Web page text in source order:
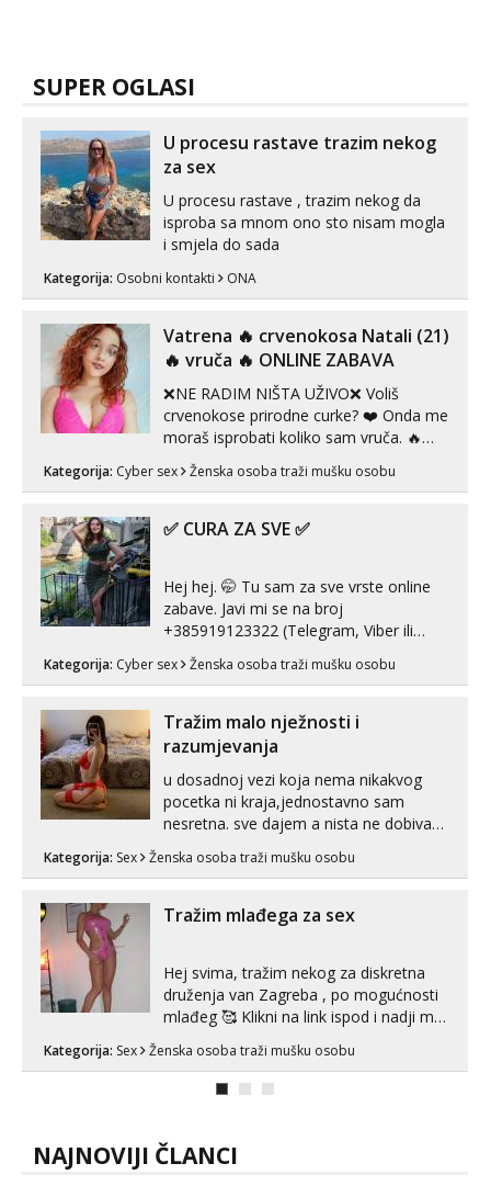
SUPER OGLASI
U procesu rastave trazim nekog
za sex
U procesu rastave , trazim nekog da
isproba sa mnom ono sto nisam mogla
i smjela do sada
Kategorija: Osobni kontakti ONA
Vatrena ‎️‍🔥 crvenokosa Natali (21)
‎️‍🔥 vruča‎ ️‍🔥 ONLINE ZABAVA
❌NE RADIM NIŠTA UŽIVO❌ Voliš
crvenokose prirodne curke? ❤️ Onda me
moraš isprobati koliko sam vruča.‎ ️‍🔥
MLADA vražica koja ima 100%
prorodne grudi, 💦 Misli su mi uvijek
U mojoj raznolikoj ponudi možeš
Kategorija: Cyber sex Ženska osoba traži mušku osobu
✅ CURA ZA SVE ✅
Hej hej. 🤭 Tu sam za sve vrste online
zabave. Javi mi se na broj
+385919123322 (Telegram, Viber ili
Whatsapp). 🤙 NE javljaj se na uzivo.
Hvala.
Kategorija: Cyber sex Ženska osoba traži mušku osobu
Tražim malo nježnosti i
razumjevanja
u dosadnoj vezi koja nema nikakvog
pocetka ni kraja,jednostavno sam
nesretna. sve dajem a nista ne dobivam
zadovoljiti moje potrebe,ne trazim puno
volim njezan seks i njezne poljupce po
tijelu koji me jako pale,obozavam kad
Kategorija: Sex Ženska osoba traži mušku osobu
Tražim mlađega za sex
Hej svima, tražim nekog za diskretna
druženja van Zagreba , po mogućnosti
mlađeg 🥰 Klikni na link ispod i nadji me
Kategorija: Sex Ženska osoba traži mušku osobu
NAJNOVIJI ČLANCI